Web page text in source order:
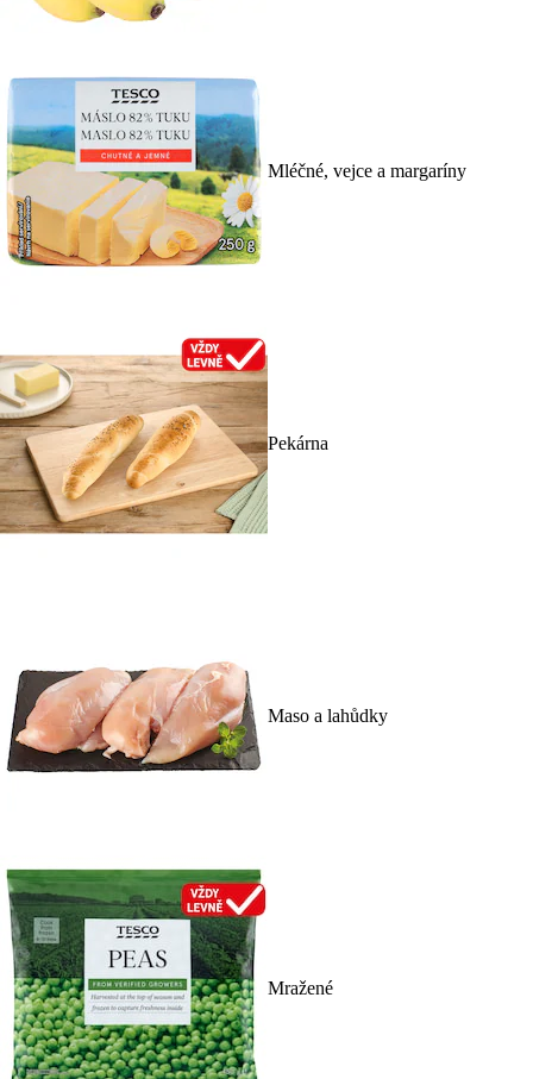
Mléčné, vejce a margaríny
Pekárna
Maso a lahůdky
Mražené